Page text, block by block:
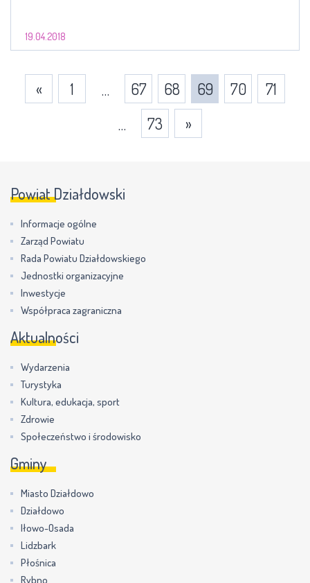
19.04.2018
« 1 … 67 68 69 70
71
…
73 »
Powiat Działdowski
Informacje ogólne
Zarząd Powiatu
Rada Powiatu Działdowskiego
Jednostki organizacyjne
Inwestycje
Współpraca zagraniczna
Aktualności
Wydarzenia
Turystyka
Kultura, edukacja, sport
Zdrowie
Społeczeństwo i środowisko
Gminy
Miasto Działdowo
Działdowo
Iłowo-Osada
Lidzbark
Płośnica
Rybno